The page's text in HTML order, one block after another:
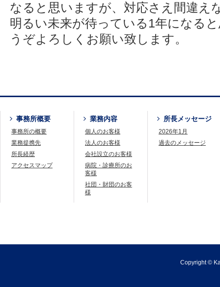
なると思いますが、対応さえ間違え
明るい未来が待っている1年になる
うぞよろしくお願い致します。
事務所概要
事務所の概要
業務提携先
所長経歴
アクセスマップ
業務内容
個人のお客様
法人のお客様
会社設立のお客様
病院・診療所のお
客様
社団・財団のお客
様
所長メッセージ
2026年1月
過去のメッセージ
Copyright ©